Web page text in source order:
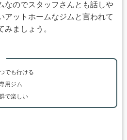
なのでスタッフさんとも話しや
アットホームなジムと言われて
みましょう。
でも行ける
用ジム
で楽しい